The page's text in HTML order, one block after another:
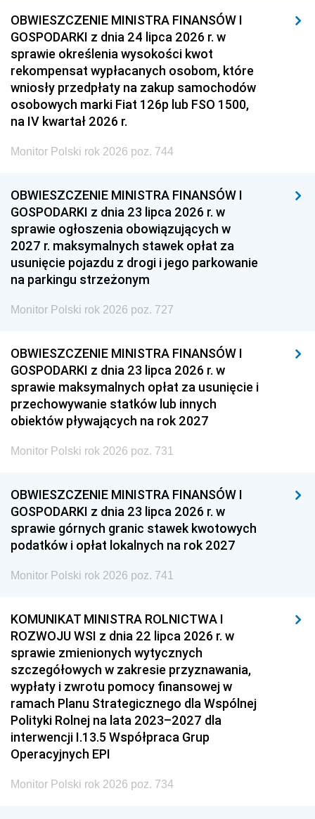
OBWIESZCZENIE MINISTRA FINANSÓW I
GOSPODARKI z dnia 24 lipca 2026 r. w
sprawie określenia wysokości kwot
rekompensat wypłacanych osobom, które
wniosły przedpłaty na zakup samochodów
osobowych marki Fiat 126p lub FSO 1500,
na IV kwartał 2026 r.
Monitor Polski rok 2026 poz. 744
OBWIESZCZENIE MINISTRA FINANSÓW I
GOSPODARKI z dnia 23 lipca 2026 r. w
sprawie ogłoszenia obowiązujących w
2027 r. maksymalnych stawek opłat za
usunięcie pojazdu z drogi i jego parkowanie
na parkingu strzeżonym
Monitor Polski rok 2026 poz. 727
OBWIESZCZENIE MINISTRA FINANSÓW I
GOSPODARKI z dnia 23 lipca 2026 r. w
sprawie maksymalnych opłat za usunięcie i
przechowywanie statków lub innych
obiektów pływających na rok 2027
Monitor Polski rok 2026 poz. 731
OBWIESZCZENIE MINISTRA FINANSÓW I
GOSPODARKI z dnia 23 lipca 2026 r. w
sprawie górnych granic stawek kwotowych
podatków i opłat lokalnych na rok 2027
Monitor Polski rok 2026 poz. 741
KOMUNIKAT MINISTRA ROLNICTWA I
ROZWOJU WSI z dnia 22 lipca 2026 r. w
sprawie zmienionych wytycznych
szczegółowych w zakresie przyznawania,
wypłaty i zwrotu pomocy finansowej w
ramach Planu Strategicznego dla Wspólnej
Polityki Rolnej na lata 2023–2027 dla
interwencji I.13.5 Współpraca Grup
Operacyjnych EPI
Monitor Polski rok 2026 poz. 734